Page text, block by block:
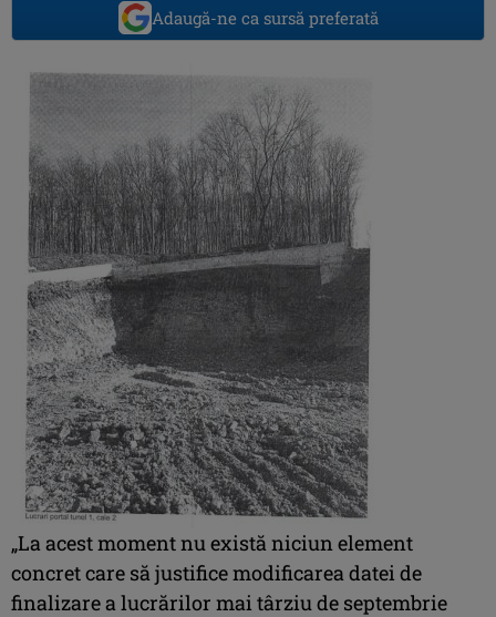
Adaugă-ne ca sursă preferată
„La acest moment nu există niciun element
concret care să justifice modificarea datei de
finalizare a lucrărilor mai târziu de septembrie